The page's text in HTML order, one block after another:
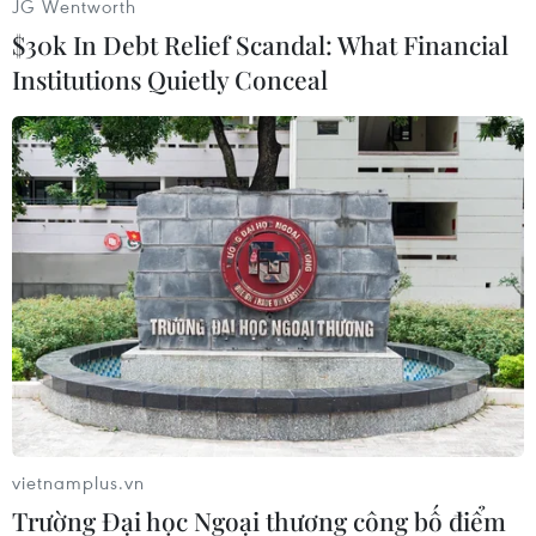
đang nắm giữ hơn 1/3 tổng số lượng trái phiếu
chính phủ Mỹ do nước ngoài sở hữu./.
(Vietnam+)
JG Wentworth
$30k In Debt Relief Scandal: What Financial
Institutions Quietly Conceal
vietnamplus.vn
Trường Đại học Ngoại thương công bố điểm